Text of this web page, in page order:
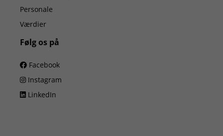
Personale
Værdier
Følg os på
Facebook
Instagram
LinkedIn